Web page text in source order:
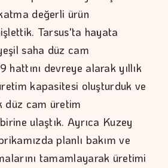
değerli ürün
Tarsus'ta hayata
saha düz cam
hattını devreye alarak yıllık
kapasitesi oluşturduk ve
düz cam üretim
ulaştık. Ayrıca Kuzey
planlı bakım ve
tamamlayarak üretimi